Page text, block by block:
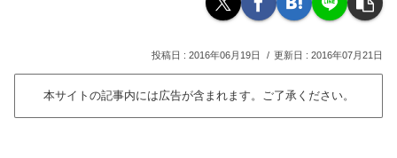
2016年06月19日 2016年07月21日
本サイトの記事内には広告が含まれます。ご了承ください。